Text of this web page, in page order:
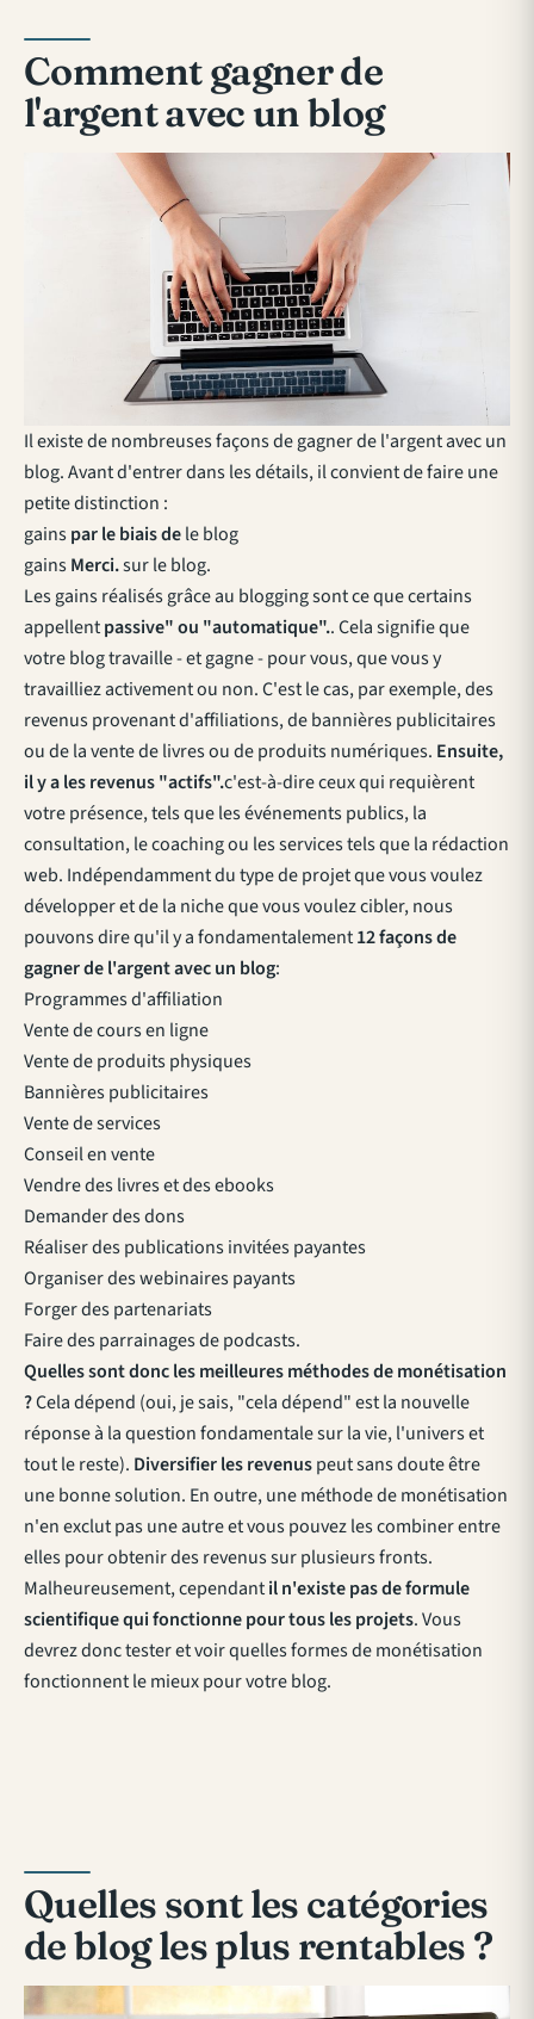
Comment gagner de
l'argent avec un blog
Il existe de nombreuses façons de gagner de l'argent avec un
blog. Avant d'entrer dans les détails, il convient de faire une
petite distinction :
gainspar le biais dele blog
gainsMerci.sur le blog.
Les gains réalisés grâce au blogging sont ce que certains
appellentpassive" ou "automatique".. Cela signifie que
votre blog travaille - et gagne - pour vous, que vous y
travailliez activement ou non. C'est le cas, par exemple, des
revenus provenant d'affiliations, de bannières publicitaires
ou de la vente de livres ou de produits numériques. Ensuite,
il y a les revenus "actifs".c'est-à-dire ceux qui requièrent
votre présence, tels que les événements publics, la
consultation, le coaching ou les services tels que la rédaction
web. Indépendamment du type de projet que vous voulez
développer et de la niche que vous voulez cibler, nous
pouvons dire qu'il y a fondamentalement12 façons de
gagner de l'argent avec un blog:
Programmes d'affiliation
Vente de cours en ligne
Vente de produits physiques
Bannières publicitaires
Vente de services
Conseil en vente
Vendre des livres et des ebooks
Demander des dons
Réaliser des publications invitées payantes
Organiser des webinaires payants
Forger des partenariats
Faire des parrainages de podcasts.
Quelles sont donc les meilleures méthodes de monétisation
?Cela dépend (oui, je sais, "cela dépend" est la nouvelle
réponse à la question fondamentale sur la vie, l'univers et
tout le reste). Diversifier les revenuspeut sans doute être
une bonne solution. En outre, une méthode de monétisation
n'en exclut pas une autre et vous pouvez les combiner entre
elles pour obtenir des revenus sur plusieurs fronts.
Malheureusement, cependantil n'existe pas de formule
scientifique qui fonctionne pour tous les projets. Vous
devrez donc tester et voir quelles formes de monétisation
fonctionnent le mieux pour votre blog.
Quelles sont les catégories
de blog les plus rentables ?